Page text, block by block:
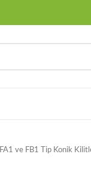
FA1 ve FB1 Tip Konik